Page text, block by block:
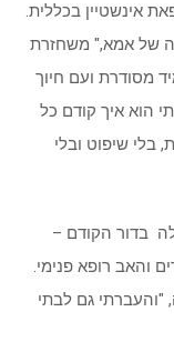
במרפאת אינשטיין בכללית.
של אמא," משחזרת
מסודרת ועם חיוך
הוא איך קודם כל
בלי שיפוט ובלי
בדור הקודם –
והאב רופא פנימי.
גם לבתי